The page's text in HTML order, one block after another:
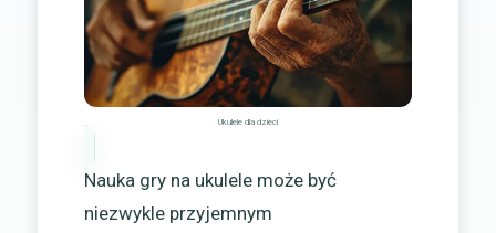
Ukulele dla dzieci
Nauka gry na ukulele może być
niezwykle przyjemnym